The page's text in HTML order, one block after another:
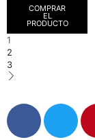
COMPRAR
EL
PRODUCTO
1
2
3